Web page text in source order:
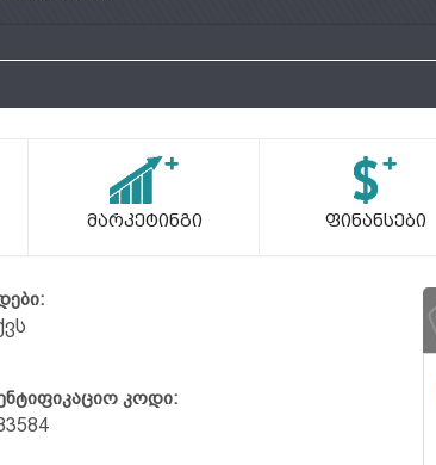
Მარკეტინგი Ფინანსები
კოდი: